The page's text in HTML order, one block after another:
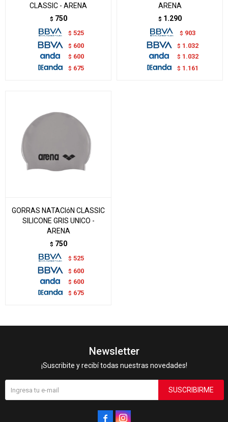
CLASSIC - ARENA
$ 750
$ 525
$ 600
$ 600
$ 675
ARENA
$ 1.290
$ 903
$ 1.032
$ 1.032
$ 1.161
GORRAS NATACIóN CLASSIC
SILICONE GRIS UNICO -
ARENA
$ 750
$ 525
$ 600
$ 600
$ 675
Newsletter
¡Suscribite y recibí todas nuestras novedades!
SUSCRIBIRME
 